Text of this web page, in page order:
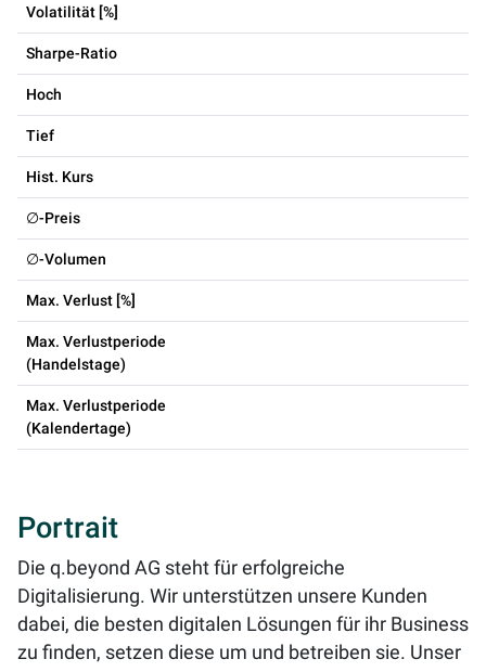
Volatilität [%]
Sharpe-Ratio
Hoch
Tief
Hist. Kurs
∅-Preis
∅-Volumen
Max. Verlust [%]
Max. Verlustperiode
(Handelstage)
Max. Verlustperiode
(Kalendertage)
Portrait
Die q.beyond AG steht für erfolgreiche
Digitalisierung. Wir unterstützen unsere Kunden
dabei, die besten digitalen Lösungen für ihr Business
zu finden, setzen diese um und betreiben sie. Unser